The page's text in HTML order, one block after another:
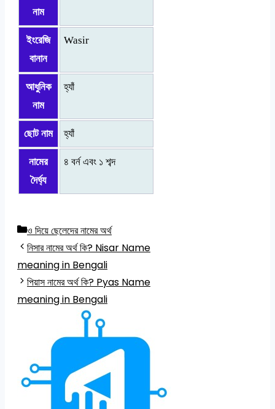
নাম
ইংরেজি
বানান
Wasir
আধুনিক
নাম
হ্যাঁ
ছোট নাম হ্যাঁ
নামের
দৈর্ঘ্য
৪ বর্ন এবং ১ শব্দ
Categories
ও দিয়ে ছেলেদের নামের অর্থ
নিসার নামের অর্থ কি? Nisar Name
meaning in Bengali
পিয়াস নামের অর্থ কি? Pyas Name
meaning in Bengali